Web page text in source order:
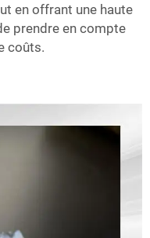
en offrant une haute
prendre en compte
coûts.